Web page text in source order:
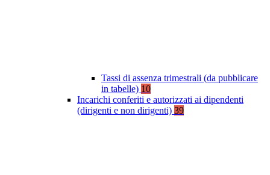
Tassi di assenza trimestrali (da pubblicare
in tabelle) 10
Incarichi conferiti e autorizzati ai dipendenti
(dirigenti e non dirigenti) 39